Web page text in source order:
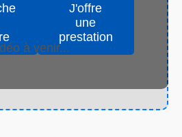
J'offre
une
prestation
à venir...